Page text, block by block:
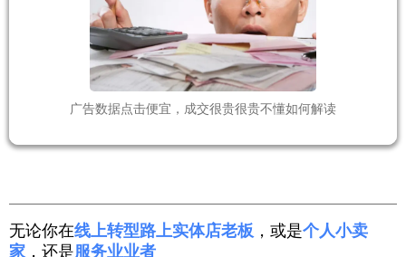
广告数据点击便宜，成交很贵很贵不懂如何解读
无论你在线上转型路上实体店老板 ，或是个人小卖
家 ，还是服务业业者